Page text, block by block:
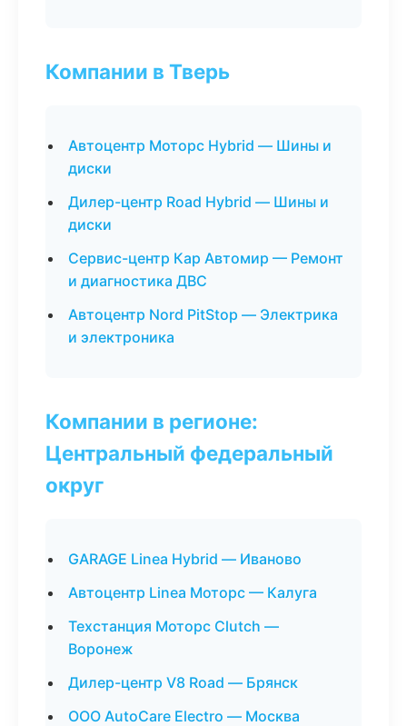
Компании в Тверь
Автоцентр Моторс Hybrid — Шины и
диски
Дилер-центр Road Hybrid — Шины и
диски
Сервис-центр Кар Автомир — Ремонт
и диагностика ДВС
Автоцентр Nord PitStop — Электрика
и электроника
Компании в регионе:
Центральный федеральный
округ
GARAGE Linea Hybrid — Иваново
Автоцентр Linea Моторс — Калуга
Техстанция Моторс Clutch —
Воронеж
Дилер-центр V8 Road — Брянск
ООО AutoCare Electro — Москва